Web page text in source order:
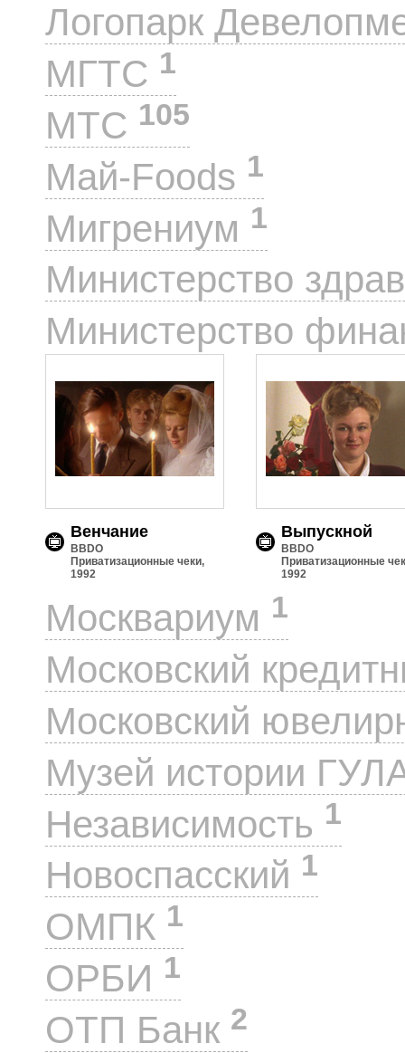
Логопарк
МГТС 1
МТС 105
Май-Foods 1
Мигрениум 1
Министерство
Министерство
Венчание
BBDO
Приватизационные чеки,
1992
Выпускной
BBDO
Приватизационные
1992
Москвариум 1
Московский
Московский
Музей истории
Независимость 1
Новоспасский 1
ОМПК 1
ОРБИ 1
ОТП Банк 2